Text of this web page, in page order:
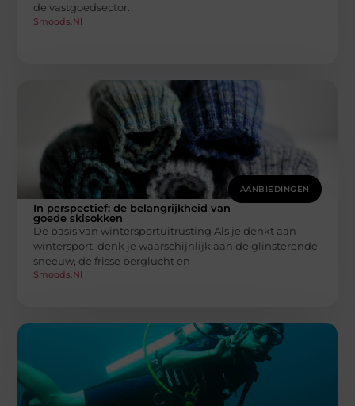
de vastgoedsector.
Smoods.nl
AANBIEDINGEN
In perspectief: de belangrijkheid van
goede skisokken
De basis van wintersportuitrusting Als je denkt aan
wintersport, denk je waarschijnlijk aan de glinsterende
sneeuw, de frisse berglucht en
Smoods.nl